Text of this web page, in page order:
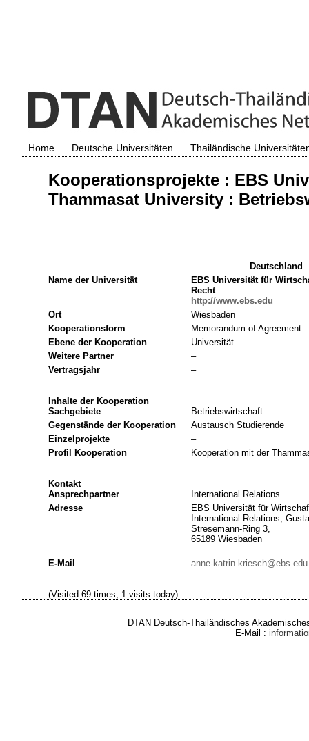
Home Deutsche Universitäten Thailändische
Kooperationsprojekte : EBS
Thammasat University :
Deutschland
Name der Universität
EBS Universität für
Recht
http://www.ebs.edu
Ort
Wiesbaden
Kooperationsform
Memorandum of Agreement
Ebene der Kooperation
Universität
Weitere Partner
–
Vertragsjahr
–
Inhalte der Kooperation
Sachgebiete
Betriebswirtschaft
Gegenstände der Kooperation
Austausch Studierende
Einzelprojekte
–
Profil Kooperation
Kooperation mit der
Kontakt
Ansprechpartner
International Relations
Adresse
EBS Universität für
International Relations,
Stresemann-Ring 3,
65189 Wiesbaden
E-Mail anne-katrin.kriesch@ebs.edu
(Visited 69 times, 1 visits today)
DTAN Deutsch-Thailändisches
E-Mail :